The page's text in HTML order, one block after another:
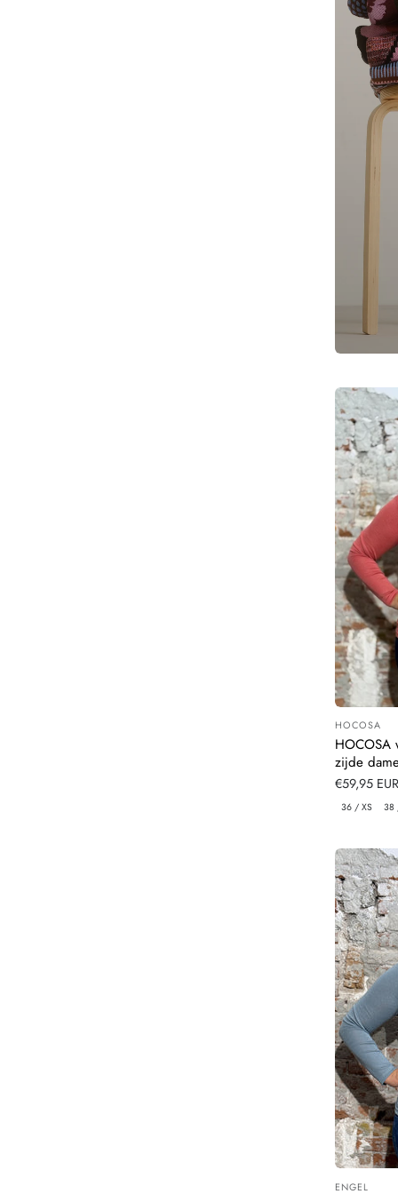
Leverancier:
HOCOSA
HOCOSA
zijde
Normale
prijs
€59,95 EUR
36 / XS 38
ENGEL